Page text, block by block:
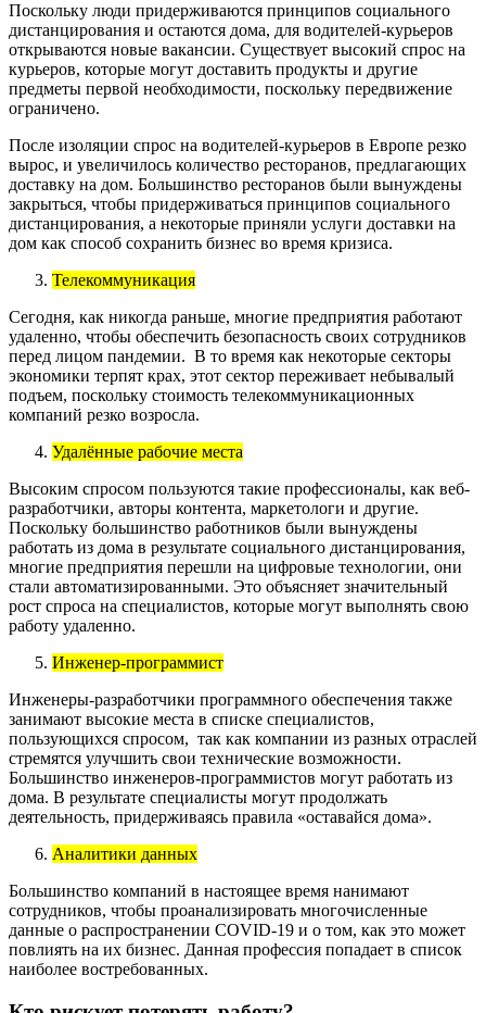
Поскольку люди придерживаются принципов социального
дистанцирования и остаются дома, для водителей-курьеров
открываются новые вакансии. Существует высокий спрос на
курьеров, которые могут доставить продукты и другие
предметы первой необходимости, поскольку передвижение
ограничено.
После изоляции спрос на водителей-курьеров в Европе резко
вырос, и увеличилось количество ресторанов, предлагающих
доставку на дом. Большинство ресторанов были вынуждены
закрыться, чтобы придерживаться принципов социального
дистанцирования, а некоторые приняли услуги доставки на
дом как способ сохранить бизнес во время кризиса.
Телекоммуникация
Сегодня, как никогда раньше, многие предприятия работают
удаленно, чтобы обеспечить безопасность своих сотрудников
перед лицом пандемии. В то время как некоторые секторы
экономики терпят крах, этот сектор переживает небывалый
подъем, поскольку стоимость телекоммуникационных
компаний резко возросла.
Удалённые рабочие места
Высоким спросом пользуются такие профессионалы, как веб-
разработчики, авторы контента, маркетологи и другие.
Поскольку большинство работников были вынуждены
работать из дома в результате социального дистанцирования,
многие предприятия перешли на цифровые технологии, они
стали автоматизированными. Это объясняет значительный
рост спроса на специалистов, которые могут выполнять свою
работу удаленно.
Инженер-программист
Инженеры-разработчики программного обеспечения также
занимают высокие места в списке специалистов,
пользующихся спросом, так как компании из разных отраслей
стремятся улучшить свои технические возможности.
Большинство инженеров-программистов могут работать из
дома. В результате специалисты могут продолжать
деятельность, придерживаясь правила «оставайся дома».
Аналитики данных
Большинство компаний в настоящее время нанимают
сотрудников, чтобы проанализировать многочисленные
данные о распространении COVID-19 и о том, как это может
повлиять на их бизнес. Данная профессия попадает в список
наиболее востребованных.